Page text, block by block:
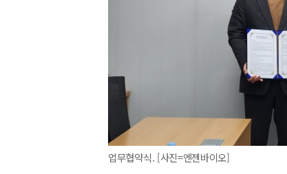
업무협약식. [사진=엔젠바이오]